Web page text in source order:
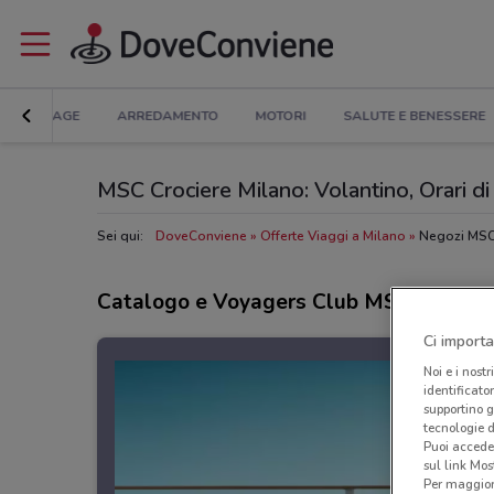
BRICOLAGE ARREDAMENTO MOTORI SALUTE E BENESSERE
MSC Crociere Milano: Volantino, Orari
Sei qui: DoveConviene Offerte Viaggi a Milano Negozi
Catalogo e Voyagers Club MSC Crociere
Ci
Noi e i nostri
supportino
tecnologie
Puoi
sul link
Per